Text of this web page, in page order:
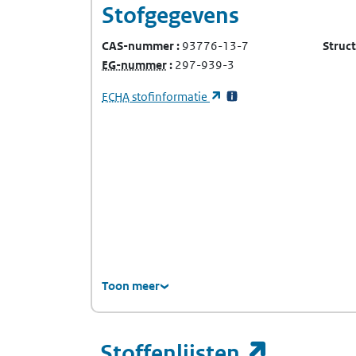
Stofgegevens
CAS-nummer 93776-13-7
EG-nummer(Europees Gemeenschap-nummer)
297-939-3
ECHA(Europees Agentschap voor chemische
stofinformatie (opent in een nieuw
Toon meer